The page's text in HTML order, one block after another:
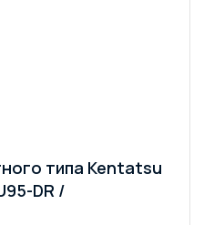
типа Kentatsu
DR /